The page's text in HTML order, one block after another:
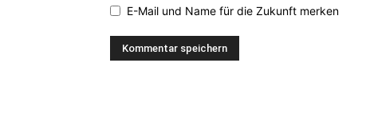
E-Mail und Name für die Zukunft merken